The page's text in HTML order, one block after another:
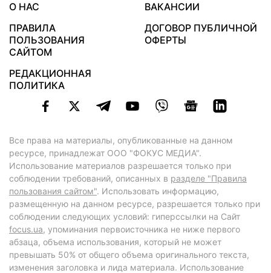
О НАС
ВАКАНСИИ
ПРАВИЛА
ПОЛЬЗОВАНИЯ
САЙТОМ
ДОГОВОР ПУБЛИЧНОЙ
ОФЕРТЫ
РЕДАКЦИОННАЯ
ПОЛИТИКА
Все права на материалы, опубликованные на данном
ресурсе, принадлежат ООО "ФОКУС МЕДИА".
Использование материалов разрешается только при
соблюдении требований, описанных в разделе "Правила
пользования сайтом". Использовать информацию,
размещенную на данном ресурсе, разрешается только при
соблюдении следующих условий: гиперссылки на Сайт
focus.ua, упоминания первоисточника не ниже первого
абзаца, объема использования, который не может
превышать 50% от общего объема оригинального текста,
изменения заголовка и лида материала. Использование